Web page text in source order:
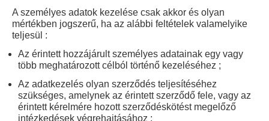
A személyes adatok kezelése csak akkor és olyan
mértékben jogszerű, ha az alábbi feltételek valamelyike ​​
teljesül :
Az érintett hozzájárult személyes adatainak egy vagy
több meghatározott célból történő kezeléséhez ;
Az adatkezelés olyan szerződés teljesítéséhez
szükséges, amelynek az érintett szerződő fele, vagy az
érintett kérelmére hozott szerződéskötést megelőző
intézkedések végrehajtásához ;